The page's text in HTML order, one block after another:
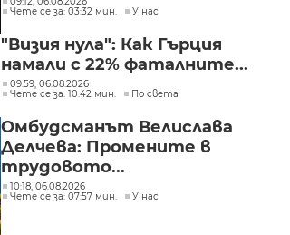
Чете се за: 03:32 мин.
У нас
"Визия нула": Как Гърция
намали с 22% фаталните...
09:59, 06.08.2026
Чете се за: 10:42 мин.
По света
Омбудсманът Велислава
Делчева: Промените в
трудовото...
10:18, 06.08.2026
Чете се за: 07:57 мин.
У нас